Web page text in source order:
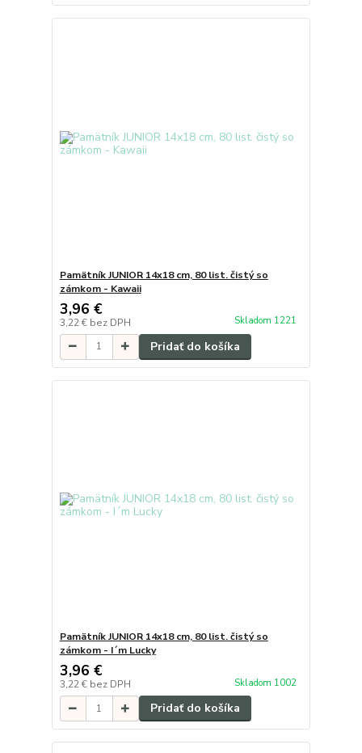
Pamätník JUNIOR 14x18 cm, 80 list. čistý so
zámkom - Kawaii
3,96 €
3,22 € bez DPH Skladom 1221
Pridať do košíka
Pamätník JUNIOR 14x18 cm, 80 list. čistý so
zámkom - I´m Lucky
3,96 €
3,22 € bez DPH Skladom 1002
Pridať do košíka